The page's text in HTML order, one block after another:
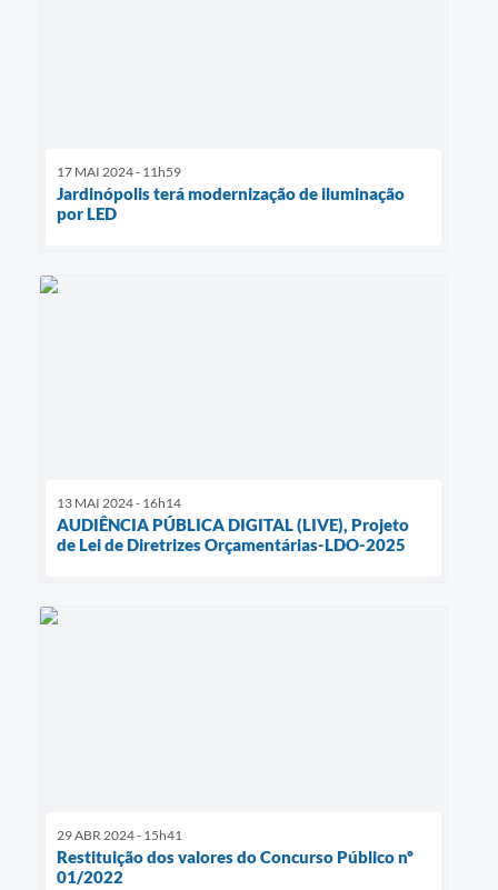
17 MAI 2024 - 11h59
Jardinópolis terá modernização de iluminação
por LED
13 MAI 2024 - 16h14
AUDIÊNCIA PÚBLICA DIGITAL (LIVE), Projeto
de Lei de Diretrizes Orçamentárias-LDO-2025
29 ABR 2024 - 15h41
Restituição dos valores do Concurso Público nº
01/2022